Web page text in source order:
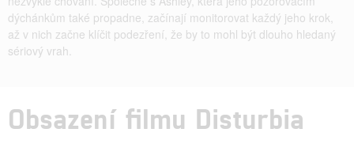
dýchánkům také propadne, začínají monitorovat každý jeho krok,
až v nich začne klíčit podezření, že by to mohl být dlouho hledaný
sériový vrah.
Obsazení filmu Disturbia